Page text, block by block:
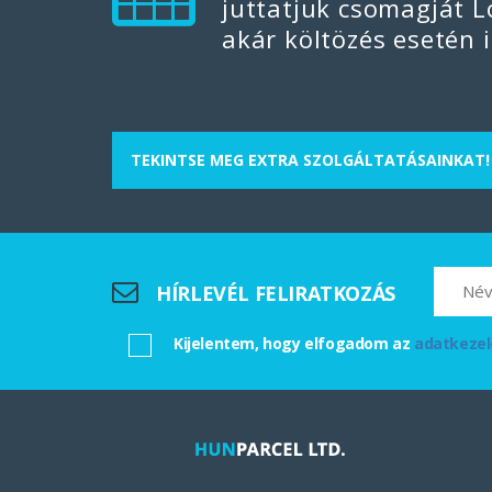
juttatjuk csomagját
akár költözés esetén
Magyarország és
csomagküldésről
TEKINTSE MEG EXTRA SZOLGÁLTATÁSAINKAT!
HÍRLEVÉL FELIRATKOZÁS
Kijelentem, hogy elfogadom az